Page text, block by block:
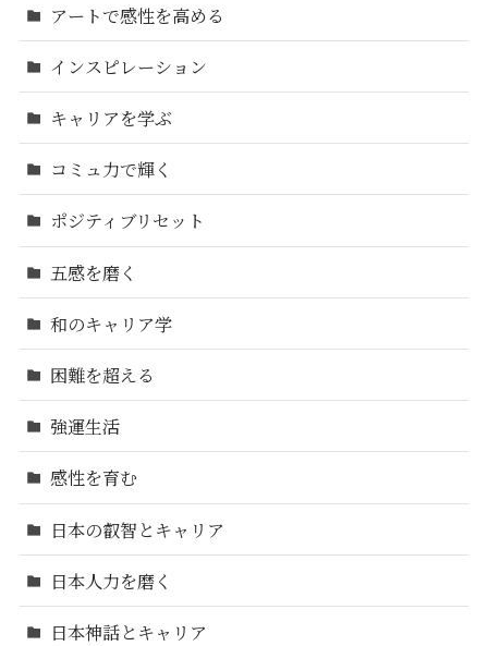
アートで感性を高める
インスピレーション
キャリアを学ぶ
コミュ力で輝く
ポジティブリセット
五感を磨く
和のキャリア学
困難を超える
強運生活
感性を育む
日本の叡智とキャリア
日本人力を磨く
日本神話とキャリア